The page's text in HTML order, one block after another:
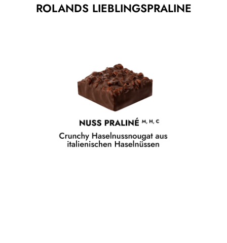
ROLANDS LIEBLINGSPRALINE